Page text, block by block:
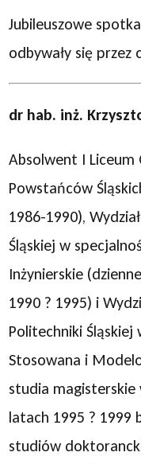
Jubileuszowe
odbywały się przez
dr hab. inż.
Absolwent I Liceum
Powstańców
1986-1990),
Śląskiej w
Inżynierskie
1990 ? 1995) i
Politechniki
Stosowana i
studia magisterskie
latach 1995 ? 1999
studiów